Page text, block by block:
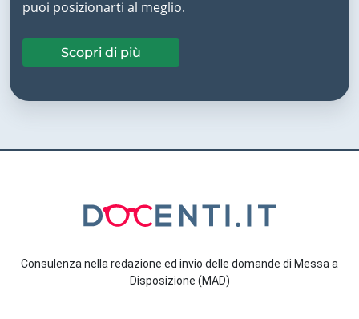
puoi posizionarti al meglio.
Scopri di più
Consulenza nella redazione ed invio delle domande di Messa a
Disposizione (MAD)